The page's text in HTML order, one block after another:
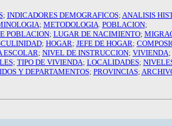
; INDICADORES DEMOGRAFICOS; ANALISIS
; METODOLOGIA POBLACION;
POBLACION; LUGAR DE NACIMIENTO;
; HOGAR; JEFE DE HOGAR;
ESCOLAR; NIVEL DE INSTRUCCION; VIVIENDA;
; TIPO DE VIVIENDA; LOCALIDADES;
Y DEPARTAMENTOS; PROVINCIAS;